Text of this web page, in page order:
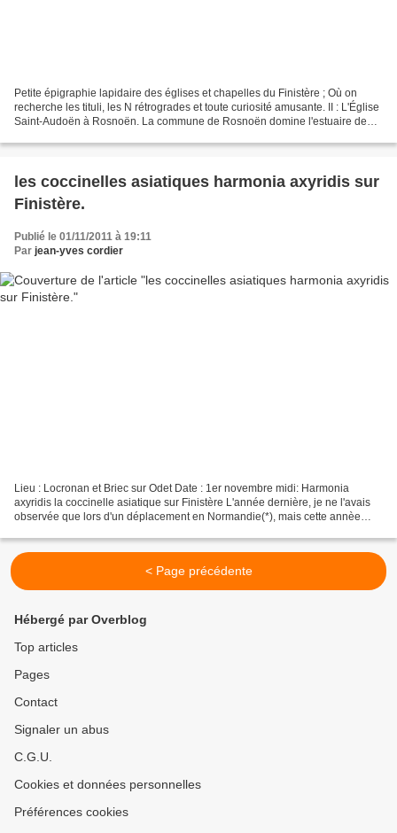
Petite épigraphie lapidaire des églises et chapelles du Finistère ; Où on
recherche les tituli, les N rétrogrades et toute curiosité amusante. II : L'Église
Saint-Audoën à Rosnoën. La commune de Rosnoën domine l'estuaire de
les coccinelles asiatiques harmonia axyridis sur
Finistère.
Publié le 01/11/2011 à 19:11
Par jean-yves cordier
Lieu : Locronan et Briec sur Odet Date : 1er novembre midi: Harmonia
axyridis la coccinelle asiatique sur Finistère L'année dernière, je ne l'avais
observée que lors d'un déplacement en Normandie(*), mais cette annèe
< Page précédente
Hébergé par Overblog
Top articles
Pages
Contact
Signaler un abus
C.G.U.
Cookies et données personnelles
Préférences cookies